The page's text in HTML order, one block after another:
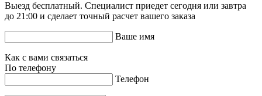
Выезд бесплатный. Специалист приедет сегодня или завтра
до 21:00 и сделает точный расчет вашего заказа
Ваше имя
Как с вами связаться
По телефону
Телефон